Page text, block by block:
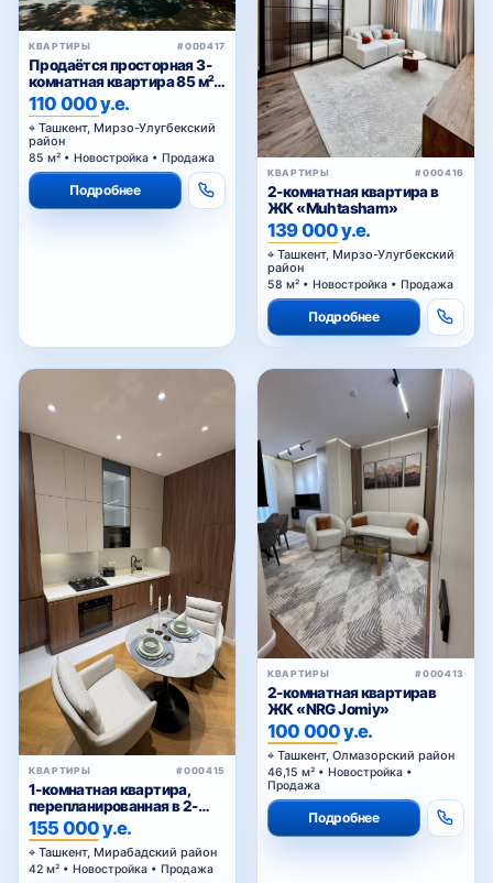
КВАРТИРЫ #000417
Продаётся просторная 3-
комнатная квартира 85 м² в
ЖК Golden House — Мирзо-
Улугбекский район
110 000 у.е.
Ташкент, Мирзо-Улугбекский
район
85 м² • Новостройка • Продажа
Подробнее
КВАРТИРЫ #000416
2-комнатная квартира в
ЖК «Muhtasham»
139 000 у.е.
Ташкент, Мирзо-Улугбекский
район
58 м² • Новостройка • Продажа
Подробнее
КВАРТИРЫ #000415
1-комнатная квартира,
перепланированная в 2-
комнатную, в ЖК
«Parkwood»
155 000 у.е.
Ташкент, Мирабадский район
42 м² • Новостройка • Продажа
КВАРТИРЫ #000413
2-комнатная квартирав
ЖК «NRG Jomiy»
100 000 у.е.
Ташкент, Олмазорский район
46,15 м² • Новостройка •
Продажа
Подробнее